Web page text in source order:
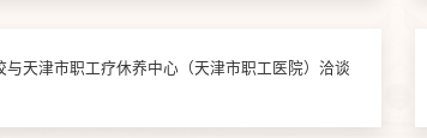
与天津市职工疗休养中心（天津市职工医院）洽谈